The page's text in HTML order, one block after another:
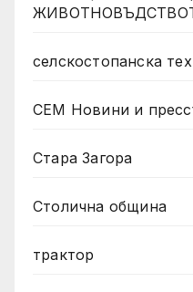
селскостопанска
СЕМ Новини и
Стара Загора
Столична община
трактор